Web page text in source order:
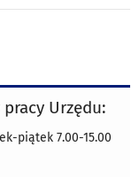
pracy Urzędu:
piątek 7.00-15.00